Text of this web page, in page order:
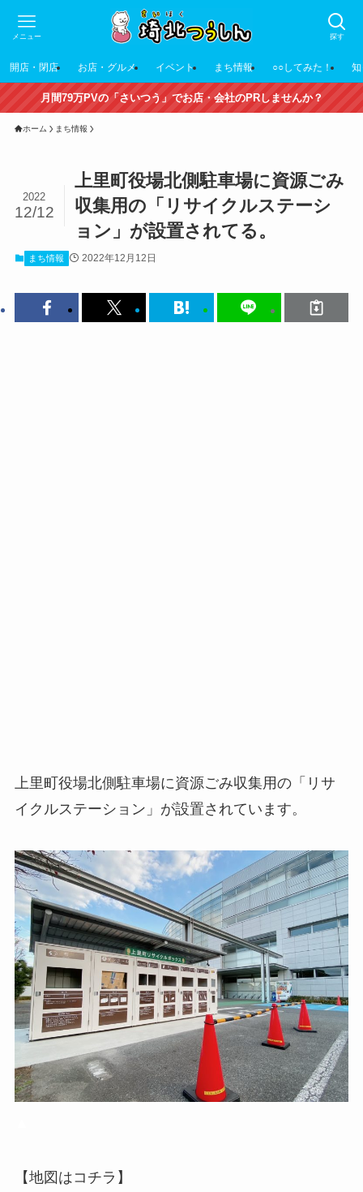
探す
メニュー
開店・閉店 お店・グルメ イベント まち情報 ○○してみた！
月間79万PVの「さいつう」でお店・会社のPRしませんか？
ホーム まち情報
上里町役場北側駐車場に資源ごみ
収集用の「リサイクルステーシ
ョン」が設置されてる。
2022
12/12
まち情報 2022年12月12日
上里町役場北側駐車場に資源ごみ収集用の「リサ
イクルステーション」が設置されています。
【地図はコチラ】